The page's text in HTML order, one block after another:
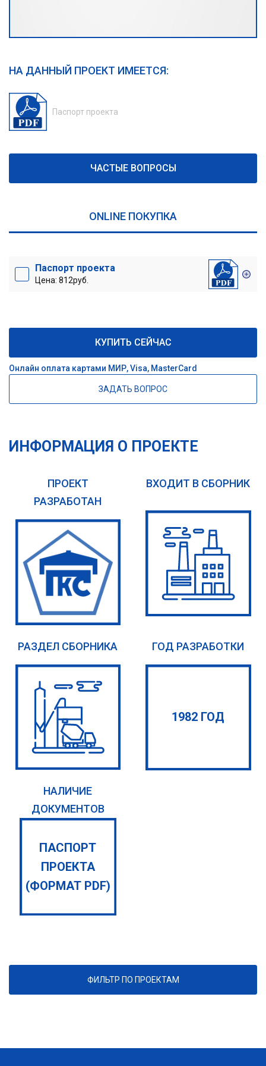
НА ДАННЫЙ ПРОЕКТ ИМЕЕТСЯ:
Паспорт проекта
ЧАСТЫЕ ВОПРОСЫ
ONLINE ПОКУПКА
Паспорт проекта
Цена: 812руб.
КУПИТЬ СЕЙЧАС
Онлайн оплата картами МИР, Visa, MasterCard
ЗАДАТЬ ВОПРОС
ИНФОРМАЦИЯ О ПРОЕКТЕ
ПРОЕКТ
РАЗРАБОТАН
ВХОДИТ В СБОРНИК
РАЗДЕЛ СБОРНИКА ГОД РАЗРАБОТКИ
1982 ГОД
НАЛИЧИЕ
ДОКУМЕНТОВ
ПАСПОРТ
ПРОЕКТА
(ФОРМАТ PDF)
ФИЛЬТР ПО ПРОЕКТАМ